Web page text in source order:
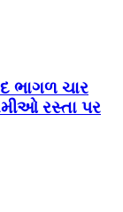
ભાગળ ચાર
રસ્તા પર